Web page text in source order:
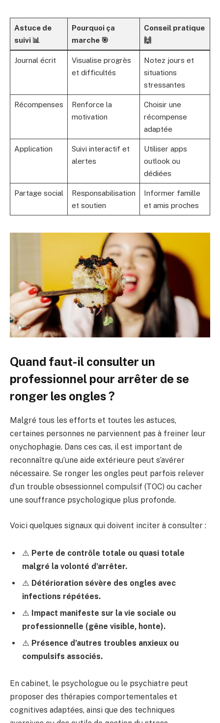
Astuce de
suivi 📊
Pourquoi ça
marche 🎯
Conseil pratique
🙌
Journal écrit
Visualise progrès
et difficultés
Notez jours et
situations
stressantes
Récompenses
Renforce la
motivation
Choisir une
récompense
adaptée
Application
Suivi interactif et
alertes
Utiliser apps
outlook ou
dédiées
Partage social
Responsabilisation
et soutien
Informer famille
et amis proches
Quand faut-il consulter un
professionnel pour arrêter de se
ronger les ongles ?
Malgré tous les efforts et toutes les astuces,
certaines personnes ne parviennent pas à freiner leur
onychophagie. Dans ces cas, il est important de
reconnaître qu’une aide extérieure peut s’avérer
nécessaire. Se ronger les ongles peut parfois relever
d’un trouble obsessionnel compulsif (TOC) ou cacher
une souffrance psychologique plus profonde.
Voici quelques signaux qui doivent inciter à consulter :
⚠️ Perte de contrôle totale ou quasi totale
malgré la volonté d’arrêter.
⚠️ Détérioration sévère des ongles avec
infections répétées.
⚠️ Impact manifeste sur la vie sociale ou
professionnelle (gêne visible, honte).
⚠️ Présence d’autres troubles anxieux ou
compulsifs associés.
En cabinet, le psychologue ou le psychiatre peut
proposer des thérapies comportementales et
cognitives adaptées, ainsi que des techniques